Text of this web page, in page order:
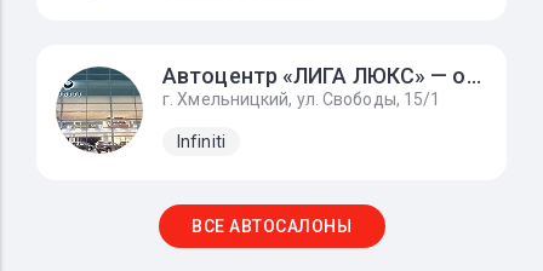
Автоцентр «ЛИГА ЛЮКС» — официальный дилер INFINITI
г. Хмельницкий, ул. Свободы, 15/1
Infiniti
ВСЕ АВТОСАЛОНЫ